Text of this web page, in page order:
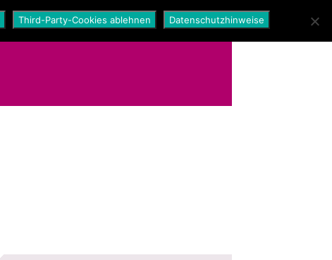
Third-Party-Cookies ablehnen Datenschutzhinweise